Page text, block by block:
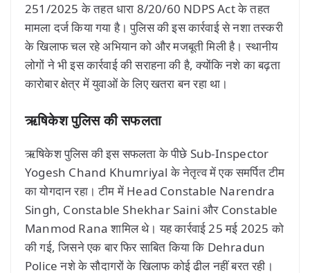
251/2025 के तहत धारा 8/20/60 NDPS Act के तहत
मामला दर्ज किया गया है। पुलिस की इस कार्रवाई से नशा तस्करी
के खिलाफ चल रहे अभियान को और मजबूती मिली है। स्थानीय
लोगों ने भी इस कार्रवाई की सराहना की है, क्योंकि नशे का बढ़ता
कारोबार क्षेत्र में युवाओं के लिए खतरा बन रहा था।
ऋषिकेश पुलिस की सफलता
ऋषिकेश पुलिस की इस सफलता के पीछे Sub-Inspector
Yogesh Chand Khumriyal के नेतृत्व में एक समर्पित टीम
का योगदान रहा। टीम में Head Constable Narendra
Singh, Constable Shekhar Saini और Constable
Manmod Rana शामिल थे। यह कार्रवाई 25 मई 2025 को
की गई, जिसने एक बार फिर साबित किया कि Dehradun
Police नशे के सौदागरों के खिलाफ कोई ढील नहीं बरत रही।